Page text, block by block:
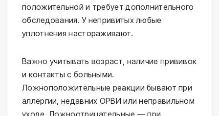
положительной и требует дополнительного
обследования. У непривитых любые
уплотнения настораживают.
Важно учитывать возраст, наличие прививок
и контакты с больными.
Ложноположительные реакции бывают при
аллергии, недавних ОРВИ или неправильном